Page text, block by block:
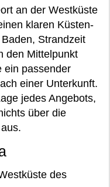
an der Westküste
klaren Küsten-
Strandzeit
den Mittelpunkt
ein passender
einer Unterkunft.
jedes Angebots,
über die
des